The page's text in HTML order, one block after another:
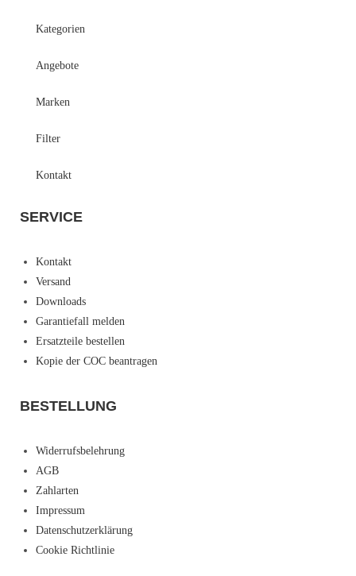
Kategorien
Angebote
Marken
Filter
Kontakt
SERVICE
Kontakt
Versand
Downloads
Garantiefall melden
Ersatzteile bestellen
Kopie der COC beantragen
BESTELLUNG
Widerrufsbelehrung
AGB
Zahlarten
Impressum
Datenschutzerklärung
Cookie Richtlinie